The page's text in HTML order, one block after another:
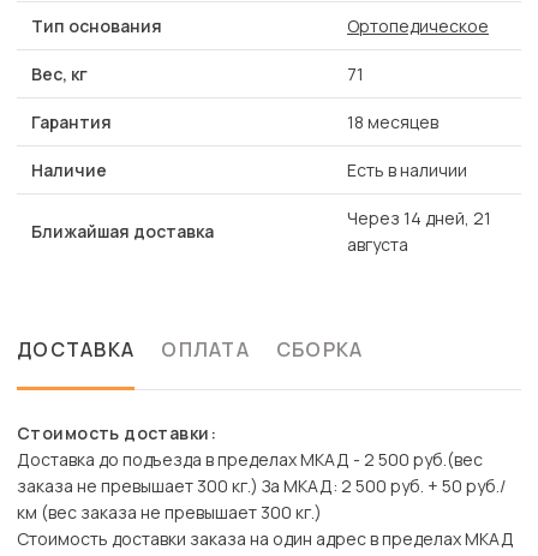
Тип основания Ортопедическое
Вес, кг 71
Гарантия 18 месяцев
Наличие Есть в наличии
Ближайшая доставка
Через 14 дней, 21
августа
ДОСТАВКА ОПЛАТА СБОРКА
Стоимость доставки:
Доставка до подъезда в пределах МКАД - 2 500 руб.(вес
заказа не превышает 300 кг.) За МКАД: 2 500 руб. + 50 руб./
км (вес заказа не превышает 300 кг.)
Стоимость доставки заказа на один адрес в пределах МКАД